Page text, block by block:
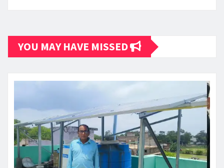
YOU MAY HAVE MISSED